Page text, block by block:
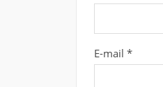
E-mail *